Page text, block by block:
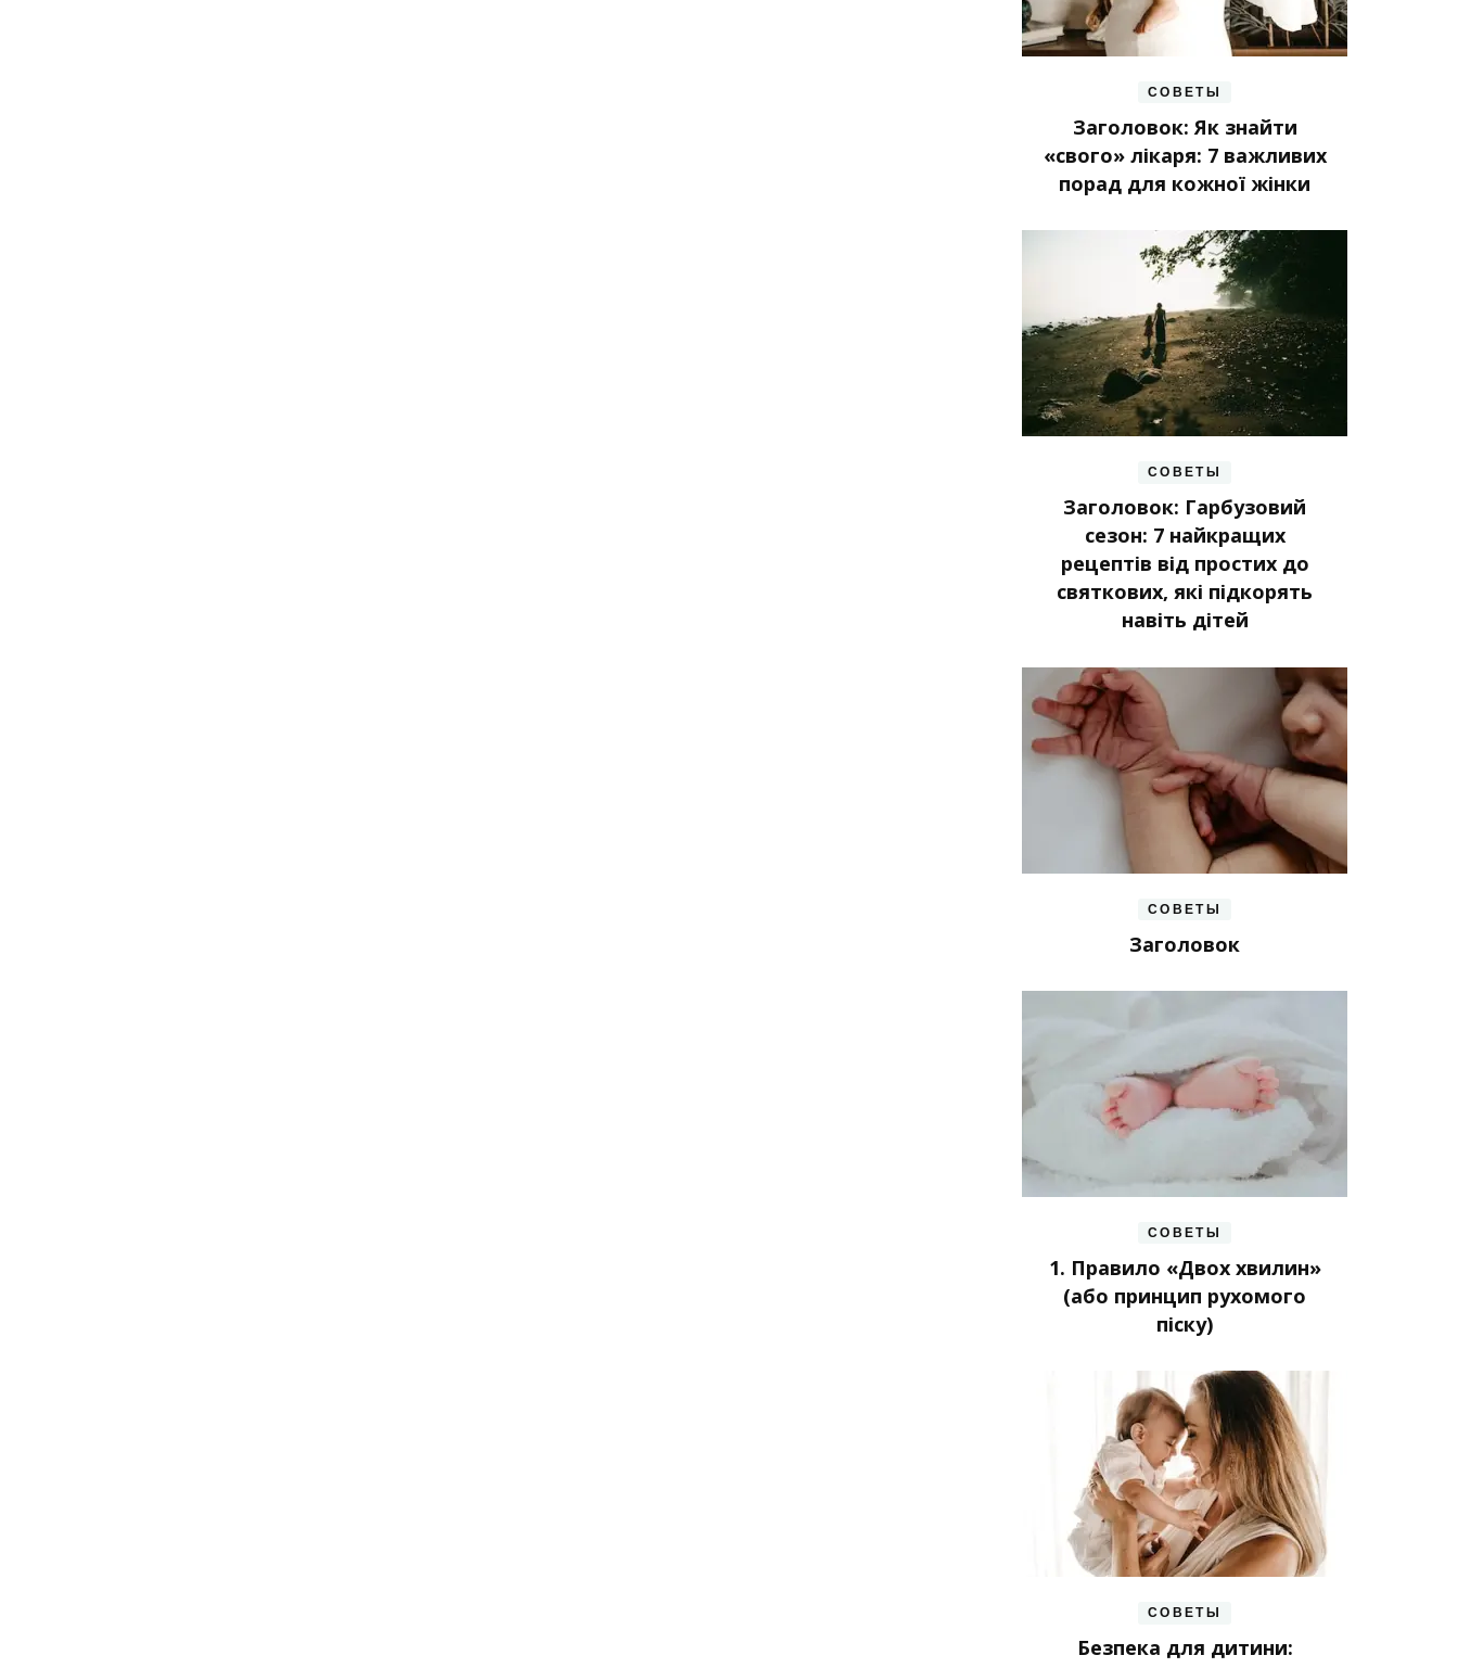
СОВЕТЫ
Заголовок: Як знайти
«свого» лікаря: 7 важливих
порад для кожної жінки
СОВЕТЫ
Заголовок: Гарбузовий
сезон: 7 найкращих
рецептів від простих до
святкових, які підкорять
навіть дітей
СОВЕТЫ
Заголовок
СОВЕТЫ
1. Правило «Двох хвилин»
(або принцип рухомого
піску)
СОВЕТЫ
Безпека для дитини: